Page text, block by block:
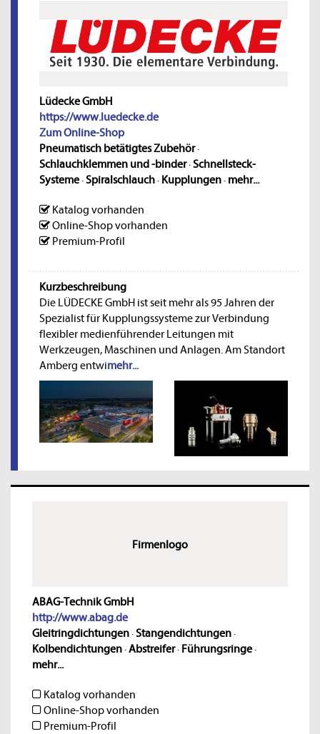
Lüdecke GmbH
https://www.luedecke.de
Zum Online-Shop
Pneumatisch betätigtes Zubehör·
Schlauchklemmen und -binder·Schnellsteck-
Systeme·Spiralschlauch· Kupplungen· mehr...
Katalog vorhanden
Online-Shop vorhanden
Premium-Profil
Kurzbeschreibung
Die LÜDECKE GmbH ist seit mehr als 95 Jahren der
Spezialist für Kupplungssysteme zur Verbindung
flexibler medienführender Leitungen mit
Werkzeugen, Maschinen und Anlagen. Am Standort
Amberg entwimehr...
Firmenlogo
ABAG-Technik GmbH
http://www.abag.de
Gleitringdichtungen·Stangendichtungen·
Kolbendichtungen·Abstreifer· Führungsringe·
mehr...
Katalog vorhanden
Online-Shop vorhanden
Premium-Profil